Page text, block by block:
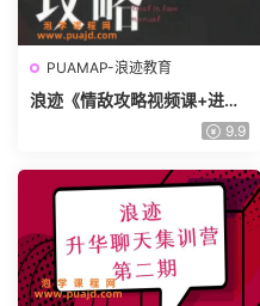
PUAMAP-浪迹教育
浪迹《情敌攻略视频课+进阶
9.9